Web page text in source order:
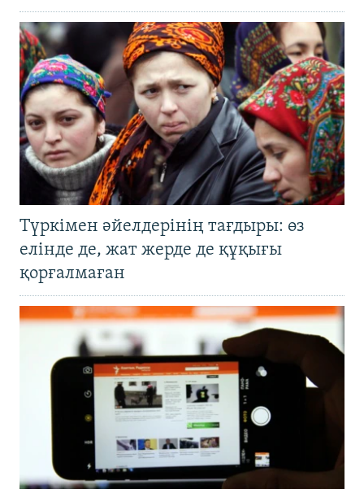
Түркімен әйелдерінің тағдыры: өз
елінде де, жат жерде де құқығы
қорғалмаған